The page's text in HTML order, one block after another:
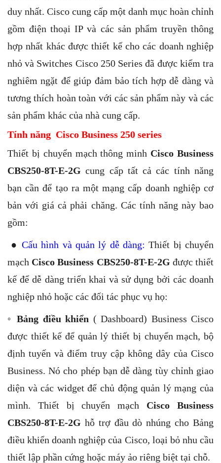
duy nhất. Cisco cung cấp một danh mục hoàn chỉnh
gồm điện thoại IP và các sản phẩm truyền thông
hợp nhất khác được thiết kế cho các doanh nghiệp
nhỏ và Switches Cisco 250 Series đã được kiểm tra
nghiêm ngặt để giúp đảm bảo tích hợp dễ dàng và
tương thích hoàn toàn với các sản phẩm này và các
sản phẩm khác của nhà cung cấp.
Tính năng Cisco Business 250 series
Thiết bị chuyển mạch thông minh Cisco Business
CBS250-8T-E-2G cung cấp tất cả các tính năng
bạn cần để tạo ra một mạng cấp doanh nghiệp cơ
bản với giá cả phải chăng. Các tính năng này bao
gồm:
● Cấu hình và quản lý dễ dàng: Thiết bị chuyển
mạch Cisco Business CBS250-8T-E-2G được thiết
kế để dễ dàng triển khai và sử dụng bởi các doanh
nghiệp nhỏ hoặc các đối tác phục vụ họ:
◦ Bảng điều khiển ( Dashboard) Business Cisco
được thiết kế để quản lý thiết bị chuyển mạch, bộ
định tuyến và điểm truy cập không dây của Cisco
Business. Nó cho phép bạn dễ dàng tùy chỉnh giao
diện và các widget để chủ động quản lý mạng của
mình. Thiết bị chuyển mạch Cisco Business
CBS250-8T-E-2G hỗ trợ đầu dò nhúng cho Bảng
điều khiển doanh nghiệp của Cisco, loại bỏ nhu cầu
thiết lập phần cứng hoặc máy ảo riêng biệt tại chỗ.